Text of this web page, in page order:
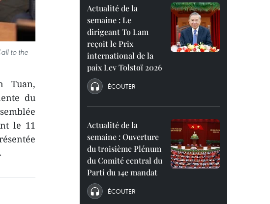
to the
Tuan,
du
le 11
Actualité de la
semaine : Le
dirigeant To Lam
reçoit le Prix
international de la
paix Lev Tolstoï 2026
ÉCOUTER
Actualité de la
semaine : Ouverture
du troisième Plénum
du Comité central du
Parti du 14e mandat
ÉCOUTER